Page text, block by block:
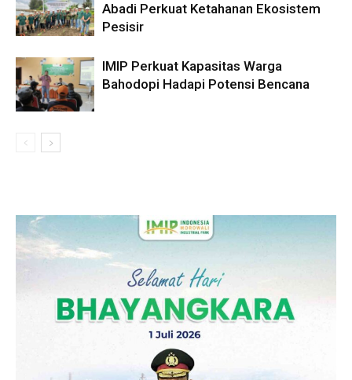
Abadi Perkuat Ketahanan Ekosistem
Pesisir
IMIP Perkuat Kapasitas Warga
Bahodopi Hadapi Potensi Bencana